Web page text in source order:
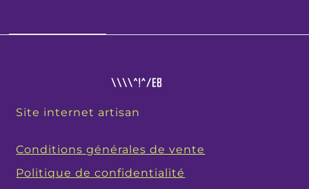
Site internet artisan
Conditions générales de vente
Politique de confidentialité